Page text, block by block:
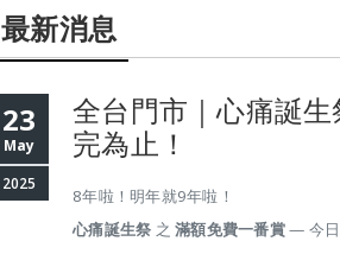
最新消息
23
May
2025
全台門市｜心痛誕
完為止！
8年啦！明年就9年啦！
心痛誕生祭 之 滿額免費一番賞— 今